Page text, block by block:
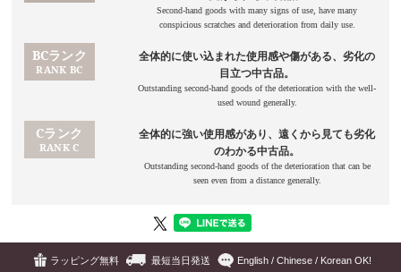
ラッピング無料 最短当日発送 English / Chinese / Korean OK!